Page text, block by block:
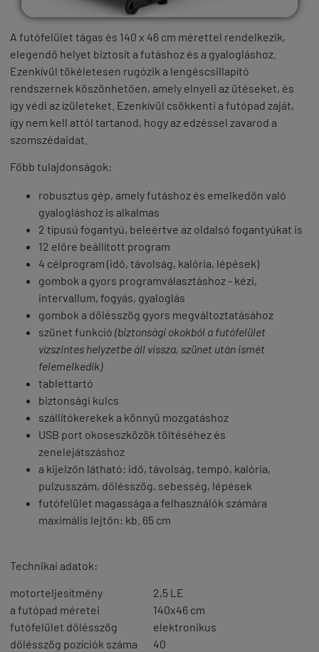
A futófelület tágas és 140 x 46 cm mérettel rendelkezik,
elegendő helyet biztosít a futáshoz és a gyalogláshoz.
Ezenkívül tökéletesen rugózik a lengéscsillapító
rendszernek köszönhetően, amely elnyeli az ütéseket, és
így védi az ízületeket. Ezenkívül csökkenti a futópad zaját,
így nem kell attól tartanod, hogy az edzéssel zavarod a
szomszédaidat.
Főbb tulajdonságok:
robusztus gép, amely futáshoz és emelkedőn való
gyalogláshoz is alkalmas
2 típusú fogantyú, beleértve az oldalsó fogantyúkat is
12 előre beállított program
4 célprogram (idő, távolság, kalória, lépések)
gombok a gyors programválasztáshoz - kézi,
intervallum, fogyás, gyaloglás
gombok a dőlésszög gyors megváltoztatásához
szünet funkció (biztonsági okokból a futófelület
vízszintes helyzetbe áll vissza, szünet után ismét
felemelkedik)
tablettartó
biztonsági kulcs
szállítókerekek a könnyű mozgatáshoz
USB port okoseszközök töltéséhez és
zenelejátszáshoz
a kijelzőn látható: idő, távolság, tempó, kalória,
pulzusszám, dőlésszög, sebesség, lépések
futófelület magassága a felhasználók számára
maximális lejtőn: kb. 65 cm
Technikai adatok:
motorteljesítmény
2,5 LE
a futópad méretei
140x46 cm
futófelület dőlésszög
elektronikus
dőlésszög pozíciók száma
40